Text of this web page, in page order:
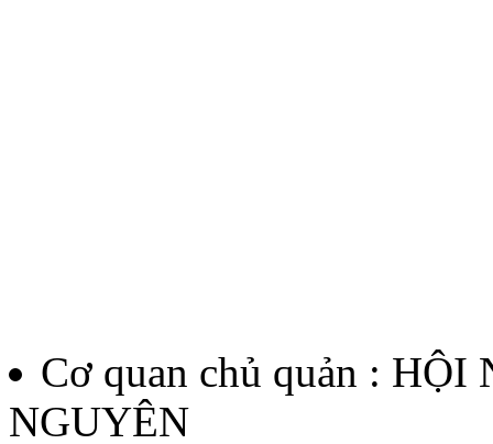
thưởng Báo chí Huỳnh
thứ II - năm 2026
Cơ quan chủ quản :
NGUYÊN